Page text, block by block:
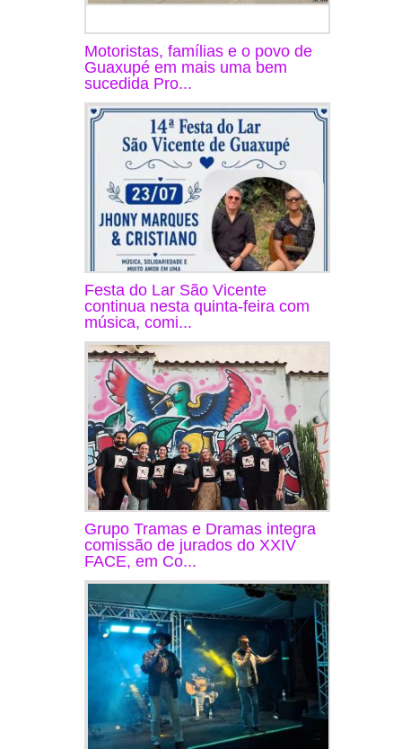
Motoristas, famílias e o povo de
Guaxupé em mais uma bem
sucedida Pro...
Festa do Lar São Vicente
continua nesta quinta-feira com
música, comi...
Grupo Tramas e Dramas integra
comissão de jurados do XXIV
FACE, em Co...